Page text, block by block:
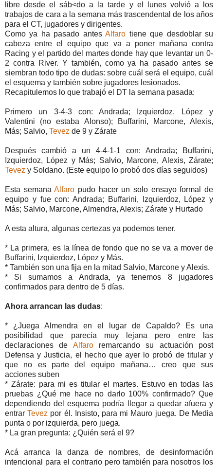
libre desde el sáb<do a la tarde y el lunes volvió a los
trabajos de cara a la semana más trascendental de los años
para el CT, jugadores y dirigentes.
Como ya ha pasado antesAlfaro tiene que desdoblar su
cabeza entre el equipo que va a poner mañana contra
Racing y el partido del martes donde hay que levantar un 0-
2 contra River. Y también, como ya ha pasado antes se
siembran todo tipo de dudas: sobre cuál será el equipo, cuál
el esquema y también sobre jugadores lesionados.
Recapitulemos lo que trabajó el DT la semana pasada:
Primero un 3-4-3 con: Andrada; Izquierdoz, López y
Valentini (no estaba Alonso); Buffarini, Marcone, Alexis,
Más; Salvio, Tevez de 9 y Zárate
Después cambió a un 4-4-1-1 con: Andrada; Buffarini,
Izquierdoz, López y Más; Salvio, Marcone, Alexis, Zárate;
Tevez y Soldano. (Este equipo lo probó dos días seguidos)
Esta semanaAlfaro pudo hacer un solo ensayo formal de
equipo y fue con: Andrada; Buffarini, Izquierdoz, López y
Más; Salvio, Marcone, Almendra, Alexis; Zárate y Hurtado
A esta altura, algunas certezas ya podemos tener.
* La primera, es la línea de fondo que no se va a mover de
Buffarini, Izquierdoz, López y Más.
* También son una fija en la mitad Salvio, Marcone y Alexis.
* Si sumamos a Andrada, ya tenemos 8 jugadores
confirmados para dentro de 5 días.
Ahora arrancan las dudas:
* ¿Juega Almendra en el lugar de Capaldo? Es una
posibilidad que parecía muy lejana pero entre las
declaraciones de Alfaroremarcando su actuación post
Defensa y Justicia, el hecho que ayer lo probó de titular y
que no es parte del equipo mañana… creo que sus
acciones suben
* Zárate: para mi es titular el martes. Estuvo en todas las
pruebas ¿Qué me hace no darlo 100% confirmado? Que
dependiendo del esquema podría llegar a quedar afuera y
entrarTevez por él. Insisto, para mi Mauro juega. De Media
punta o por izquierda, pero juega.
* La gran pregunta: ¿Quién será el 9?
Acá arranca la danza de nombres, de desinformación
intencional para el contrario pero también para nosotros los